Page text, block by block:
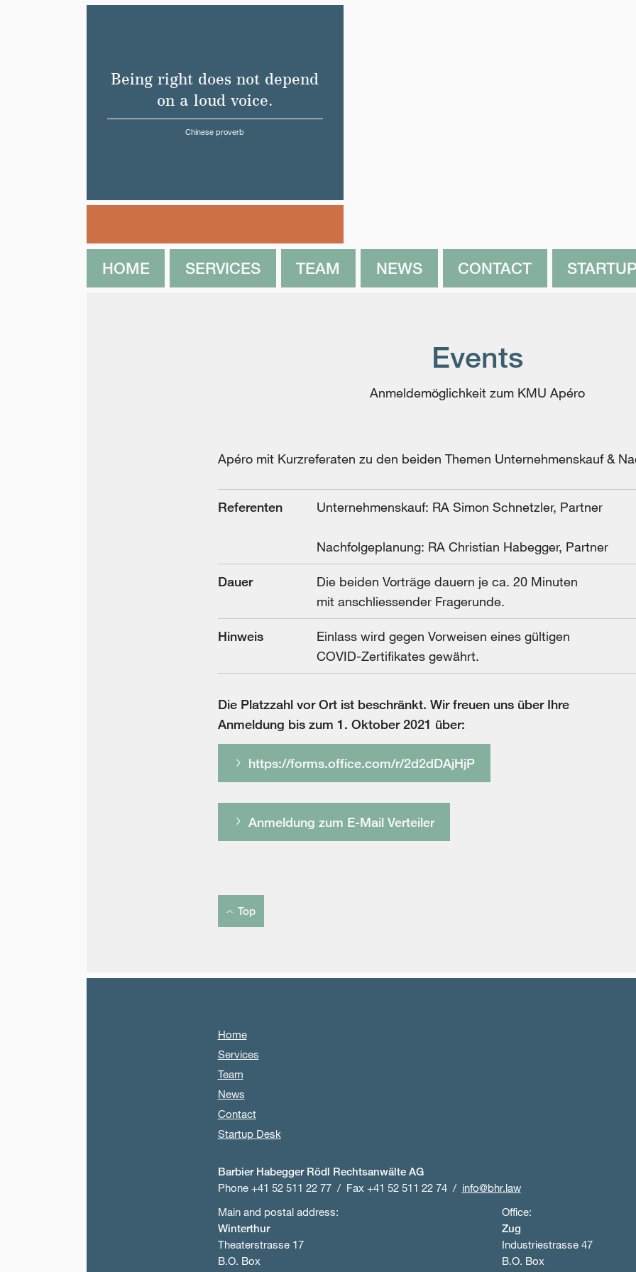
Being right does not depend
on a loud voice.
Chinese proverb
HOME SERVICES TEAM NEWS CONTACT
Events
Anmeldemöglichkeit zum KMU Apéro
Apéro mit Kurzreferaten zu den beiden Themen Unternehmenskauf &
Referenten Unternehmenskauf: RA Simon Schnetzler, Partner
Nachfolgeplanung: RA Christian Habegger, Partner
Dauer
Die beiden Vorträge dauern je ca. 20 Minuten
mit anschliessender Fragerunde.
Hinweis
Einlass wird gegen Vorweisen eines gültigen
COVID-Zertifikates gewährt.
Die Platzzahl vor Ort ist beschränkt. Wir freuen uns über Ihre
Anmeldung bis zum 1. Oktober 2021 über:
https://forms.office.com/r/2d2dDAjHjP
Anmeldung zum E-Mail Verteiler
Top
Home
Services
Team
News
Contact
Startup Desk
Barbier Habegger Rödl Rechtsanwälte AG
Phone +41 52 511 22 77 Fax +41 52 511 22 74
info@bhr.law
Main and postal address:
Winterthur
Theaterstrasse 17
B.O. Box
Office:
Zug
Industriestrasse 47
B.O. Box